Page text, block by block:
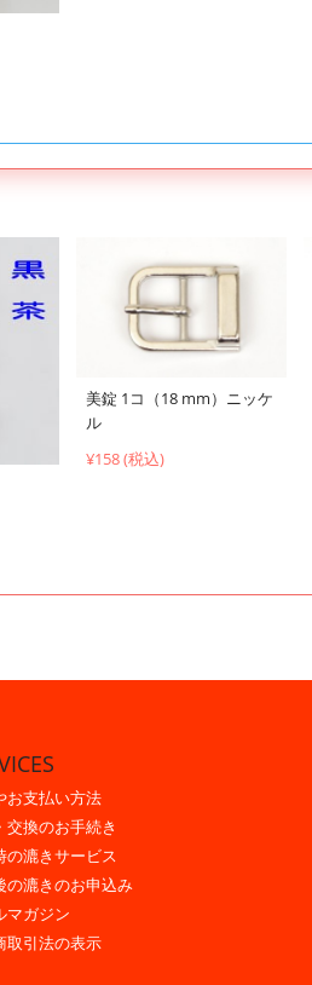
美錠 1コ（18 mm）ニッケ
ル
¥158 (税込)
お支払い方法
交換のお手続き
の漉きサービス
の漉きのお申込み
マガジン
取引法の表示